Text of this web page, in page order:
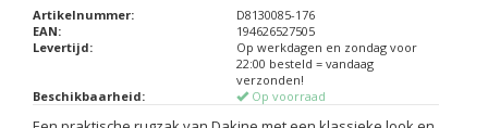
Artikelnummer:
D8130085-176
EAN:
194626527505
Levertijd:
Op werkdagen en zondag voor
22:00 besteld = vandaag
verzonden!
Beschikbaarheid:
Op voorraad